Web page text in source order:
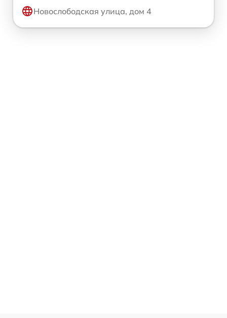
Новослободская улица, дом 4